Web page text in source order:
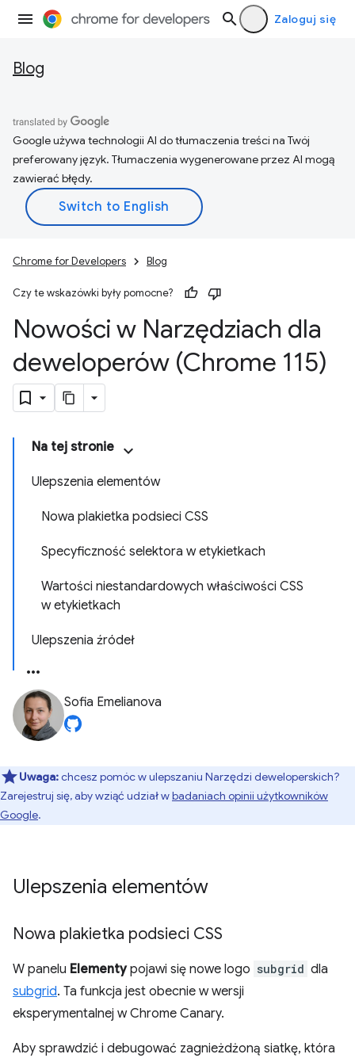
Zaloguj się
Blog
Google używa technologii AI do tłumaczenia treści na Twój
preferowany język. Tłumaczenia wygenerowane przez AI mogą
zawierać błędy.
Chrome for Developers Blog
Czy te wskazówki były pomocne?
Nowości w Narzędziach dla
deweloperów (Chrome 115)
Na tej stronie
Ulepszenia elementów
Nowa plakietka podsieci CSS
Specyficzność selektora w etykietkach
Wartości niestandardowych właściwości CSS
w etykietkach
Ulepszenia źródeł
Sofia Emelianova
Uwaga:chcesz pomóc w ulepszaniu Narzędzi deweloperskich?
Zarejestruj się, aby wziąć udział wbadaniach opinii użytkowników
Google.
Ulepszenia elementów
Nowa plakietka podsieci CSS
W panelu Elementypojawi się nowe logo subgrid dla
subgrid. Ta funkcja jest obecnie w wersji
eksperymentalnej w Chrome Canary.
Aby sprawdzić i debugować zagnieżdżoną siatkę, która